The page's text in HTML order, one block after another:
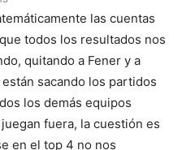
las cuentas
todos los resultados nos
quitando a Fener y a
sacando los partidos
los demás equipos
fuera, la cuestión es
en el top 4 no nos